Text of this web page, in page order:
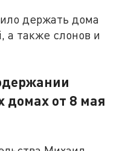
держать дома
а также слонов и
от 8 мая